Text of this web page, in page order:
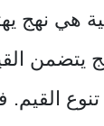
هي نهج
يتضمن
القيم.